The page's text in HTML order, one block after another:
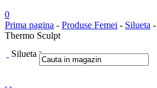
0
Prima pagina - Produse Femei - Silueta
Thermo Sculpt
Silueta